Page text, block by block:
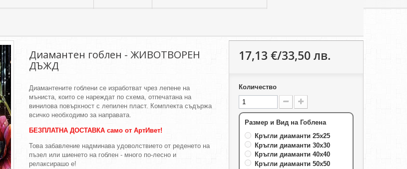
Диамантен гоблен - ЖИВОТВОРЕН
ДЪЖД
Диамантените гоблени се изработват чрез лепене на
мъниста, които се нареждат по схема, отпечатана на
винилова повърхност с лепилен пласт. Комплекта съдържа
всичко необходимо за направата.
БЕЗПЛАТНА ДОСТАВКА само от АртИвет!
Това забавление надминава удоволствието от реденето на
пъзел или шиенето на гоблен - много по-лесно и
релаксирашо е!
17,13 €/33,50 лв.
Количество
Размер и Вид на Гоблена
Кръгли диаманти 25х25
Кръгли диаманти 30х30
Кръгли диаманти 40х40
Кръгли диаманти 50х50